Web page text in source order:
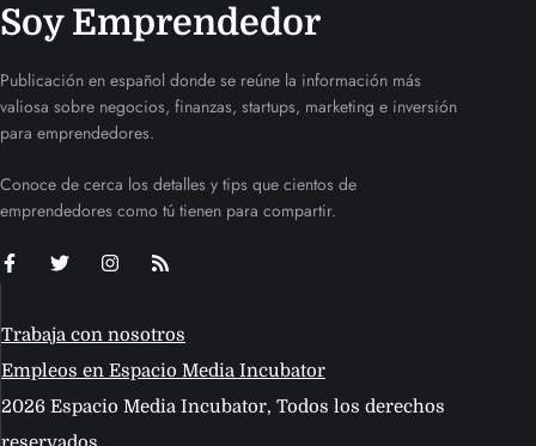
Soy Emprendedor
Publicación en español donde se reúne la información más
valiosa sobre negocios, finanzas, startups, marketing e inversión
para emprendedores.
Conoce de cerca los detalles y tips que cientos de
emprendedores como tú tienen para compartir.
Trabaja con nosotros
Empleos en Espacio Media Incubator
2026 Espacio Media Incubator, Todos los derechos